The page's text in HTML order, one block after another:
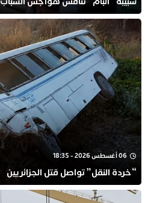
06 أغسطس 2026 - 18:35
“خردة النقل” تواصل قتل الجزائريين